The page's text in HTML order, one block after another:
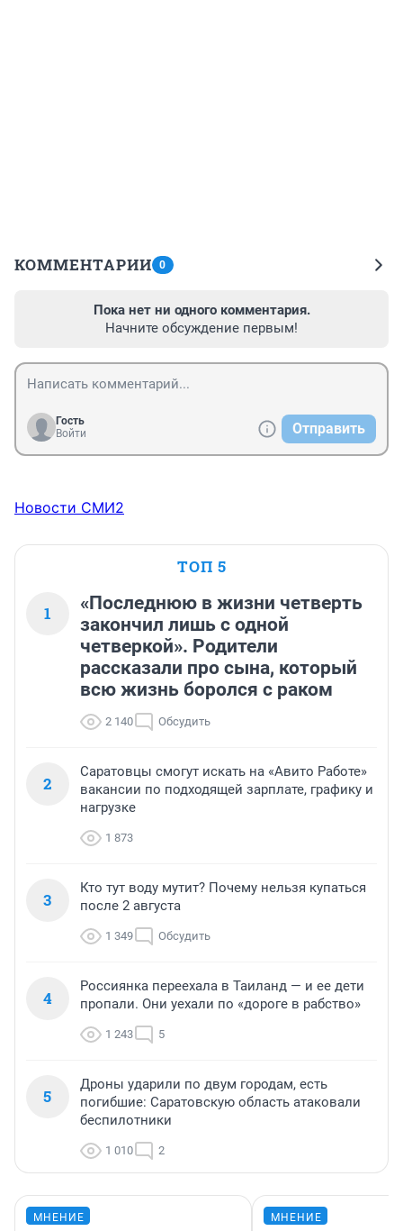
КОММЕНТАРИИ 0
Пока нет ни одного комментария.
Начните обсуждение первым!
Гость
Войти
Отправить
Новости СМИ2
ТОП 5
1
«Последнюю в жизни четверть
закончил лишь с одной
четверкой». Родители
рассказали про сына, который
всю жизнь боролся с раком
2 140 Обсудить
2
Саратовцы смогут искать на «Авито Работе»
вакансии по подходящей зарплате, графику и
нагрузке
1 873
3
Кто тут воду мутит? Почему нельзя купаться
после 2 августа
1 349 Обсудить
4
Россиянка переехала в Таиланд — и ее дети
пропали. Они уехали по «дороге в рабство»
1 243 5
5
Дроны ударили по двум городам, есть
погибшие: Саратовскую область атаковали
беспилотники
1 010 2
МНЕНИЕ МНЕНИЕ